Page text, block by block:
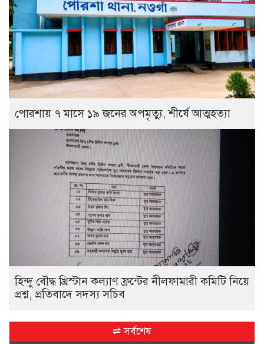
পোরশায় ৭ মাসে ১৯ জনের অপমৃত্যু, শীর্ষে আত্মহত্যা
হিন্দু বৌদ্ধ খ্রিস্টান কল্যাণ ফ্রন্টের নীলফামারী কমিটি নিয়ে
প্রশ্ন, প্রতিবাদে সদস্য সচিব
⇌ সর্বশেষ